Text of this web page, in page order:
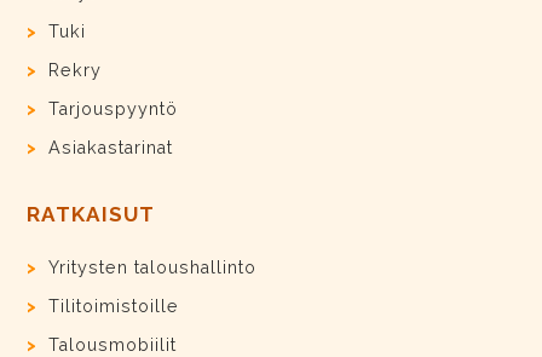
Tuki
Rekry
Tarjouspyyntö
Asiakastarinat
RATKAISUT
Yritysten taloushallinto
Tilitoimistoille
Talousmobiilit